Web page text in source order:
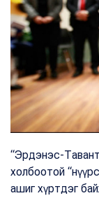
“Эрдэнэс-
холбоотой
ашиг хүртдэг